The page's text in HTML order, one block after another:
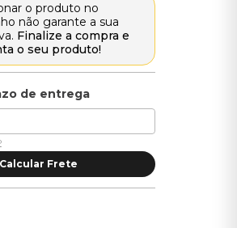
o produto no
não garante a sua
Finalize a compra e
o seu produto!